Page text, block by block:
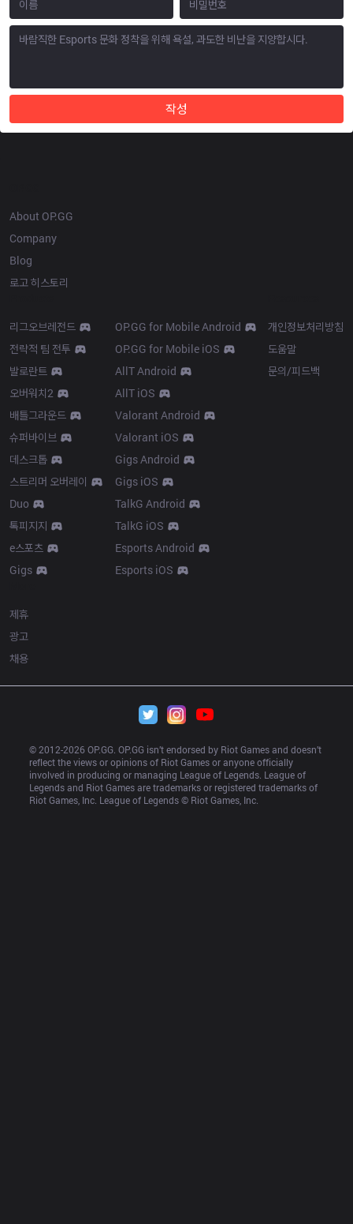
작성
About OP.GG
Company
Blog
로고 히스토리
리그오브레전드
전략적 팀 전투
발로란트
오버워치2
배틀그라운드
슈퍼바이브
데스크톱
스트리머 오버레이
Duo
톡피지지
e스포츠
Gigs
OP.GG for Mobile Android
OP.GG for Mobile iOS
AllT Android
AllT iOS
Valorant Android
Valorant iOS
Gigs Android
Gigs iOS
TalkG Android
TalkG iOS
Esports Android
Esports iOS
개인정보처리방침
도움말
문의/피드백
제휴
광고
채용
© 2012-2026 OP.GG. OP.GG isn’t endorsed by Riot Games and doesn’t
reflect the views or opinions of Riot Games or anyone officially
involved in producing or managing League of Legends. League of
Legends and Riot Games are trademarks or registered trademarks of
Riot Games, Inc. League of Legends © Riot Games, Inc.